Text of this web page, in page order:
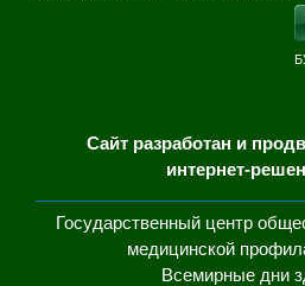
Сайт разработан и
интернет-
Государственный центр
медицинской
Всемирные дни